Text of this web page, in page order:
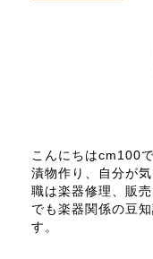
こんにちはcm100
漬物作り、自分が
職は楽器修理、販
でも楽器関係の豆
す。